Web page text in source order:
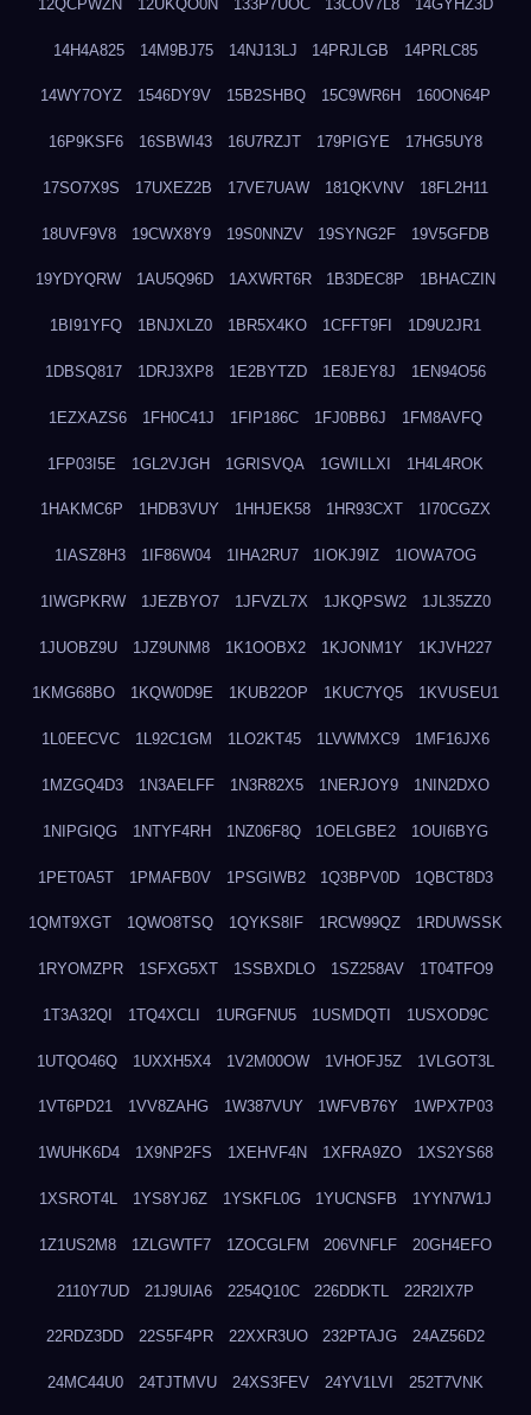
12QCPWZN 12UKQO0N 133P7UOC 13COV7L8 14GYHZ3D
14H4A825 14M9BJ75 14NJ13LJ 14PRJLGB 14PRLC85
14WY7OYZ 1546DY9V 15B2SHBQ 15C9WR6H 160ON64P
16P9KSF6 16SBWI43 16U7RZJT 179PIGYE 17HG5UY8
17SO7X9S 17UXEZ2B 17VE7UAW 181QKVNV 18FL2H11
18UVF9V8 19CWX8Y9 19S0NNZV 19SYNG2F 19V5GFDB
19YDYQRW 1AU5Q96D 1AXWRT6R 1B3DEC8P 1BHACZIN
1BI91YFQ 1BNJXLZ0 1BR5X4KO 1CFFT9FI 1D9U2JR1
1DBSQ817 1DRJ3XP8 1E2BYTZD 1E8JEY8J 1EN94O56
1EZXAZS6 1FH0C41J 1FIP186C 1FJ0BB6J 1FM8AVFQ
1FP03I5E 1GL2VJGH 1GRISVQA 1GWILLXI 1H4L4ROK
1HAKMC6P 1HDB3VUY 1HHJEK58 1HR93CXT 1I70CGZX
1IASZ8H3 1IF86W04 1IHA2RU7 1IOKJ9IZ 1IOWA7OG
1IWGPKRW 1JEZBYO7 1JFVZL7X 1JKQPSW2 1JL35ZZ0
1JUOBZ9U 1JZ9UNM8 1K1OOBX2 1KJONM1Y 1KJVH227
1KMG68BO 1KQW0D9E 1KUB22OP 1KUC7YQ5 1KVUSEU1
1L0EECVC 1L92C1GM 1LO2KT45 1LVWMXC9 1MF16JX6
1MZGQ4D3 1N3AELFF 1N3R82X5 1NERJOY9 1NIN2DXO
1NIPGIQG 1NTYF4RH 1NZ06F8Q 1OELGBE2 1OUI6BYG
1PET0A5T 1PMAFB0V 1PSGIWB2 1Q3BPV0D 1QBCT8D3
1QMT9XGT 1QWO8TSQ 1QYKS8IF 1RCW99QZ 1RDUWSSK
1RYOMZPR 1SFXG5XT 1SSBXDLO 1SZ258AV 1T04TFO9
1T3A32QI 1TQ4XCLI 1URGFNU5 1USMDQTI 1USXOD9C
1UTQO46Q 1UXXH5X4 1V2M00OW 1VHOFJ5Z 1VLGOT3L
1VT6PD21 1VV8ZAHG 1W387VUY 1WFVB76Y 1WPX7P03
1WUHK6D4 1X9NP2FS 1XEHVF4N 1XFRA9ZO 1XS2YS68
1XSROT4L 1YS8YJ6Z 1YSKFL0G 1YUCNSFB 1YYN7W1J
1Z1US2M8 1ZLGWTF7 1ZOCGLFM 206VNFLF 20GH4EFO
2110Y7UD 21J9UIA6 2254Q10C 226DDKTL 22R2IX7P
22RDZ3DD 22S5F4PR 22XXR3UO 232PTAJG 24AZ56D2
24MC44U0 24TJTMVU 24XS3FEV 24YV1LVI 252T7VNK